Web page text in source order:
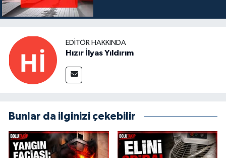
EDITÖR HAKKINDA
Hızır İlyas Yıldırım
Bunlar da ilginizi çekebilir